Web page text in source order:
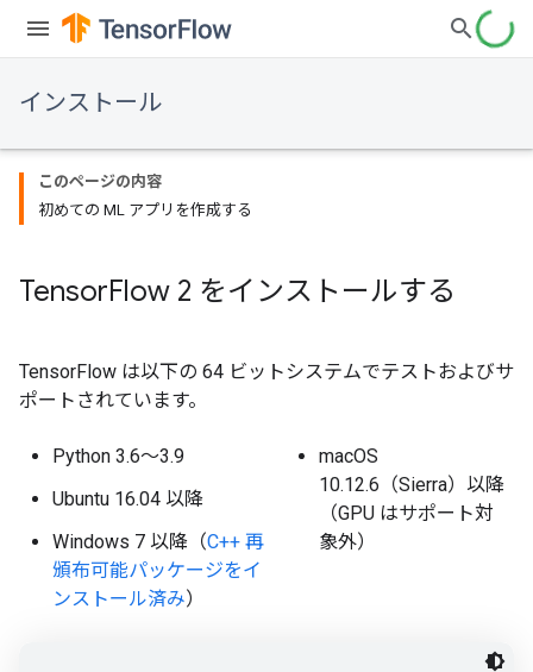
インストール
このページの内容
初めての ML アプリを作成する
TensorFlow 2 をインストールする
TensorFlow は以下の 64 ビットシステムでテストおよびサ
ポートされています。
Python 3.6～3.9
Ubuntu 16.04 以降
Windows 7 以降（C++ 再
頒布可能パッケージをイ
ンストール済み）
macOS
10.12.6（Sierra）以降
（GPU はサポート対
象外）